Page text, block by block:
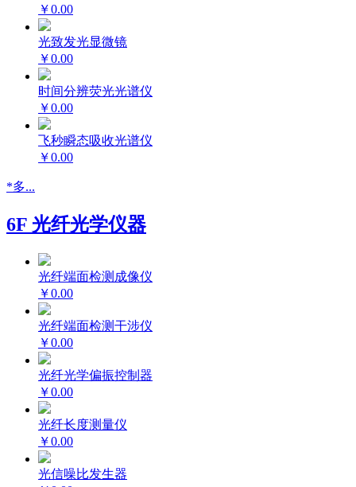
￥0.00
光致发光显微镜
￥0.00
时间分辨荧光光谱仪
￥0.00
飞秒瞬态吸收光谱仪
￥0.00
*多...
6F 光纤光学仪器
光纤端面检测成像仪
￥0.00
光纤端面检测干涉仪
￥0.00
光纤光学偏振控制器
￥0.00
光纤长度测量仪
￥0.00
光信噪比发生器